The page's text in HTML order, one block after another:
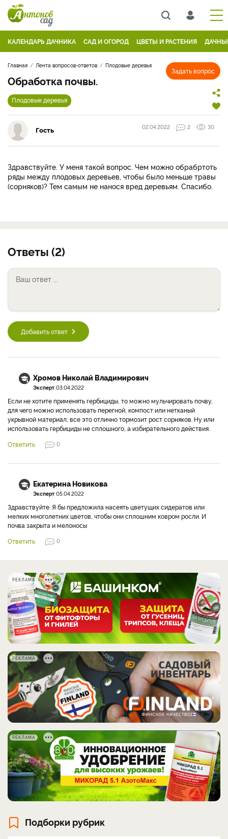
КАЛЕНДАРЬ ДАЧНИКА САД И ОГОРОД ЦВЕТЫ И РАСТЕНИЯ
Задать вопрос
Главная Лента вопросов-ответов Плодовые деревья
Обработка почвы.
Плодовые деревья
Гость 02.04.2022 2 30
Здравствуйте. У меня такой вопрос. Чем можно обрабртоть
ряды между плодовых деревьев, чтобы было меньше травы
(сорняков)? Тем самым не нанося вред деревьям. Спасибо.
Ответы (2)
Добавить ответ
Хромов Николай Владимирович
Эксперт 03.04.2022
Если не хотите применять гербициды, то можно мульчировать почву,
для чего можно использовать перегной, компост или нетканый
укрывной материал, все это отлично тормозит рост сорняков. Ну или
использовать гербициды не сплошного, а избирательного действия.
Ответить
0
Екатерина Новикова
Эксперт 05.04.2022
Здравствуйте. Я бы предложила насеять цветущих сидератов или
мелких многолетних цветов, чтобы они сплошним ковром росли. И
почва закрыта и мелоносы
Ответить
0
РЕКЛАМА
РЕКЛАМА
РЕКЛАМА
Подборки рубрик